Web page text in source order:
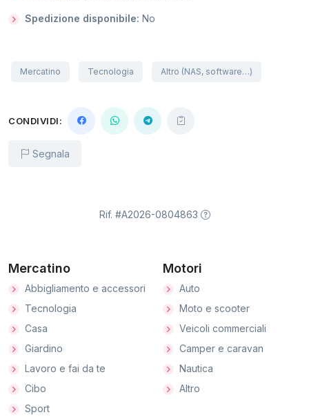
Spedizione disponibile: No
Mercatino Tecnologia Altro (NAS, software…)
CONDIVIDI:
Segnala
Rif. #A2026-0804863
Mercatino
Abbigliamento e accessori
Tecnologia
Casa
Giardino
Lavoro e fai da te
Cibo
Sport
Motori
Auto
Moto e scooter
Veicoli commerciali
Camper e caravan
Nautica
Altro